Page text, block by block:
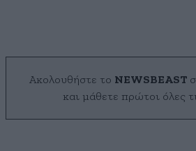
Ακολουθήστε το NEWSBEAST
και μάθετε πρώτοι όλες